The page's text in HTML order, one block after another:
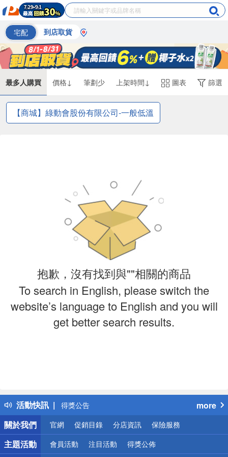
宅配 到店取貨
最多人購買 價格↓ 筆劃少 上架時間↓ 圖表 篩選
【商城】綠動會股份有限公司-一般低溫
抱歉，沒有找到與""相關的商品
To search in English, please switch the
website’s language to English and you will
get better search results.
活動快訊
得獎公告
熱門話題
銀行優惠
偏遠地區配送
詐騙網頁！請小心！
more
關於我們
官網 促銷目錄 分店資訊 保險服務
主題活動 會員活動 注目活動 得獎公佈